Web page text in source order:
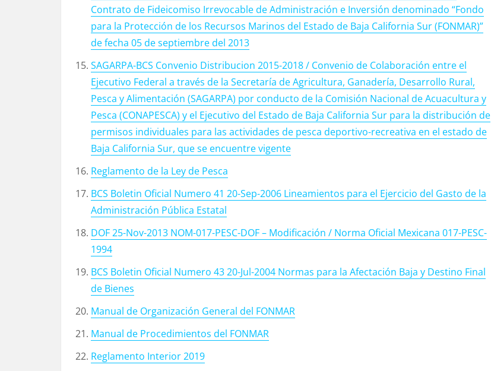
Contrato de Fideicomiso Irrevocable de Administración e Inversión denominado “Fondo
para la Protección de los Recursos Marinos del Estado de Baja California Sur (FONMAR)”
de fecha 05 de septiembre del 2013
SAGARPA-BCS Convenio Distribucion 2015-2018 / Convenio de Colaboración entre el
Ejecutivo Federal a través de la Secretaría de Agricultura, Ganadería, Desarrollo Rural,
Pesca y Alimentación (SAGARPA) por conducto de la Comisión Nacional de Acuacultura y
Pesca (CONAPESCA) y el Ejecutivo del Estado de Baja California Sur para la distribución de
permisos individuales para las actividades de pesca deportivo-recreativa en el estado de
Baja California Sur, que se encuentre vigente
Reglamento de la Ley de Pesca
BCS Boletin Oficial Numero 41 20-Sep-2006 Lineamientos para el Ejercicio del Gasto de la
Administración Pública Estatal
DOF 25-Nov-2013 NOM-017-PESC-DOF – Modificación / Norma Oficial Mexicana 017-PESC-
1994
BCS Boletin Oficial Numero 43 20-Jul-2004 Normas para la Afectación Baja y Destino Final
de Bienes
Manual de Organización General del FONMAR
Manual de Procedimientos del FONMAR
Reglamento Interior 2019